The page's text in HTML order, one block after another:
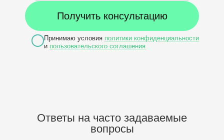
Принимаю условия политики конфиденциальности
и пользовательского соглашения
Ответы на часто задаваемые
вопросы